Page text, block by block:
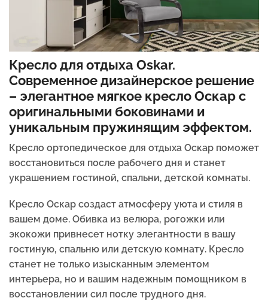
Кресло для отдыха Oskar.
Современное дизайнерское решение
– элегантное мягкое кресло Оскар с
оригинальными боковинами и
уникальным пружинящим эффектом.
Кресло ортопедическое для отдыха Оскар поможет
восстановиться после рабочего дня и станет
украшением гостиной, спальни, детской комнаты.
Кресло Оскар создаст атмосферу уюта и стиля в
вашем доме. Обивка из велюра, рогожки или
экокожи привнесет нотку элегантности в вашу
гостиную, спальню или детскую комнату. Кресло
станет не только изысканным элементом
интерьера, но и вашим надежным помощником в
восстановлении сил после трудного дня.